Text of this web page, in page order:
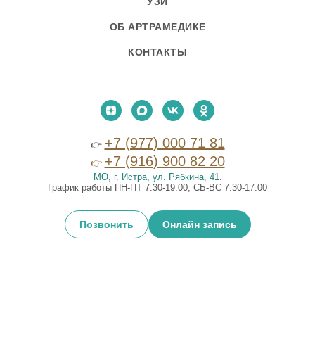
ОБ АРТРАМЕДИКЕ
КОНТАКТЫ
👉 +7 (977) 000 71 81
👉 +7 (916) 900 82 20
МО, г. Истра, ул. Рябкина, 41.
График работы ПН-ПТ 7:30-19:00, СБ-ВС 7:30-17:00
Позвонить Онлайн запись